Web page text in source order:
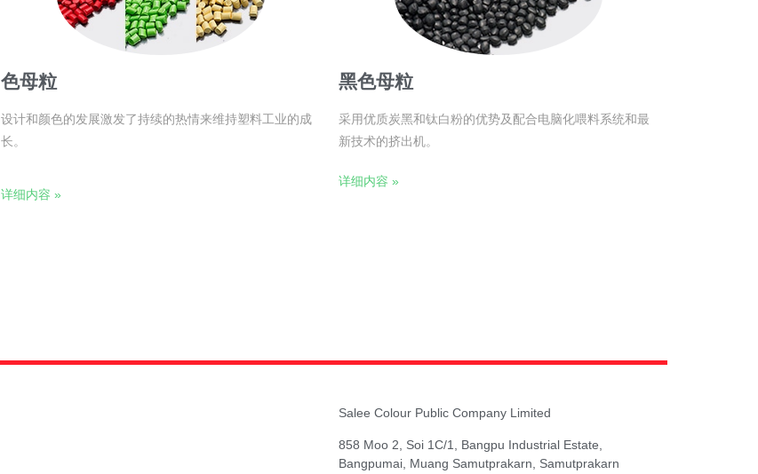
色母粒
设计和颜色的发展激发了持续的热情来维持塑料工业的成
长。
详细内容 »
黑色母粒
采用优质炭黑和钛白粉的优势及配合电脑化喂料系统和最
新技术的挤出机。
详细内容 »
Salee Colour Public Company Limited
858 Moo 2, Soi 1C/1, Bangpu Industrial Estate,
Bangpumai, Muang Samutprakarn, Samutprakarn